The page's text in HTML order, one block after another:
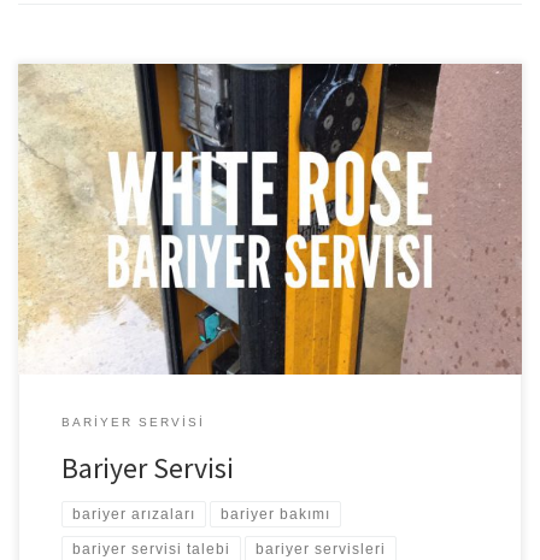
BARIYER SERVISI
Bariyer Servisi
bariyer arızaları bariyer bakımı
bariyer servisi talebi bariyer servisleri